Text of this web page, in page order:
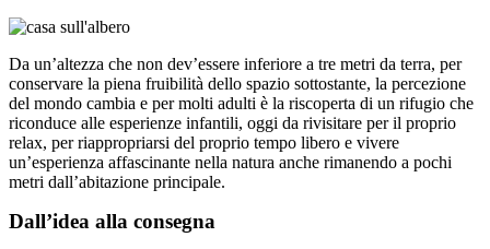
Da un’altezza che non dev’essere inferiore a tre metri da terra, per
conservare la piena fruibilità dello spazio sottostante, la percezione
del mondo cambia e per molti adulti è la riscoperta di un rifugio che
riconduce alle esperienze infantili, oggi da rivisitare per il proprio
relax, per riappropriarsi del proprio tempo libero e vivere
un’esperienza affascinante nella natura anche rimanendo a pochi
metri dall’abitazione principale.
Dall’idea alla consegna